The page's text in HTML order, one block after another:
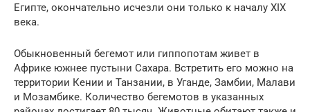
Египте, окончательно исчезли они только к началу XIX
века.
Обыкновенный бегемот или гиппопотам живет в
Африке южнее пустыни Сахара. Встретить его можно на
территории Кении и Танзании, в Уганде, Замбии, Малави
и Мозамбике. Количество бегемотов в указанных